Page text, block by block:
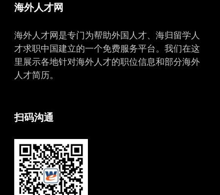
海外人才网
海外人才网是专门为帮助外国人才、海归留学人
才求职中国建立的一个免费服务平台。我们在这
里展示各地针对海外人才的职位信息和部分海外
人才简历。
扫码沟通